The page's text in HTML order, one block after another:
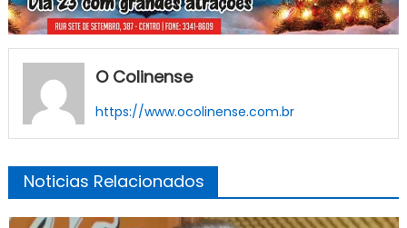
O Colinense
https://www.ocolinense.com.br
Noticias Relacionados